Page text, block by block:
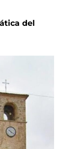
del